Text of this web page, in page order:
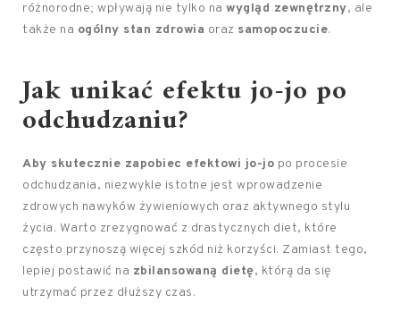
różnorodne; wpływają nie tylko na wygląd zewnętrzny, ale
także na ogólny stan zdrowia oraz samopoczucie.
Jak unikać efektu jo-jo po
odchudzaniu?
Aby skutecznie zapobiec efektowi jo-jo po procesie
odchudzania, niezwykle istotne jest wprowadzenie
zdrowych nawyków żywieniowych oraz aktywnego stylu
życia. Warto zrezygnować z drastycznych diet, które
często przynoszą więcej szkód niż korzyści. Zamiast tego,
lepiej postawić na zbilansowaną dietę, którą da się
utrzymać przez dłuższy czas.